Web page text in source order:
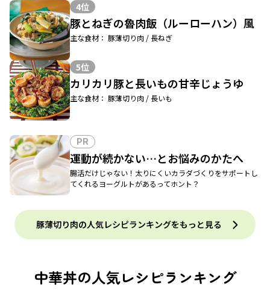
4位
豚とねぎの魯肉飯（ルーローハン）風
主な食材： 豚薄切り肉 / 長ねぎ
5位
カリカリ豚と長いもの甘辛じょうゆ
主な食材： 豚薄切り肉 / 長いも
PR
運動が続かない…とお悩みのかたへ
腸活だけじゃない！太りにくいカラダづくりをサポートし
てくれるヨーグルトがあるってホント？
豚薄切り肉の人気レシピランキングをもっと見る
中華丼の人気レシピランキング